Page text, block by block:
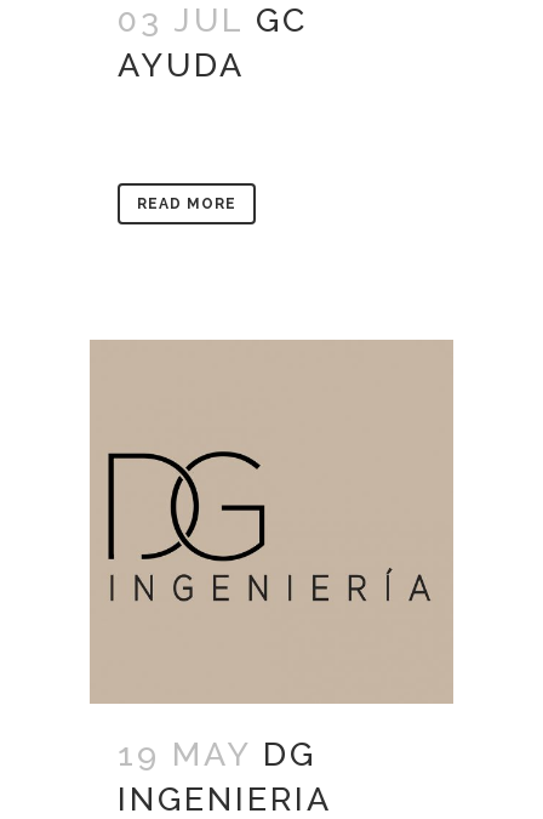
03 JUL GC
AYUDA
READ MORE
19 MAY DG
INGENIERIA